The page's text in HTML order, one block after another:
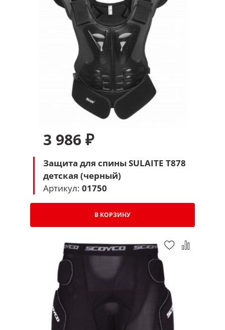
3 986 ₽
Защита для спины SULAITE T878
детская (черный)
Артикул: 01750
В КОРЗИНУ